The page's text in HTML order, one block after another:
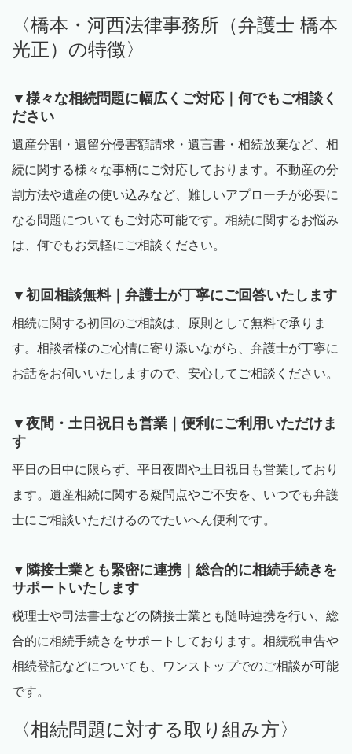
〈橋本・河西法律事務所（弁護士 橋本
光正）の特徴〉
▼様々な相続問題に幅広くご対応｜何でもご相談く
ださい
遺産分割・遺留分侵害額請求・遺言書・相続放棄など、相
続に関する様々な事柄にご対応しております。不動産の分
割方法や遺産の使い込みなど、難しいアプローチが必要に
なる問題についてもご対応可能です。相続に関するお悩み
は、何でもお気軽にご相談ください。
▼初回相談無料｜弁護士が丁寧にご回答いたします
相続に関する初回のご相談は、原則として無料で承りま
す。相談者様のご心情に寄り添いながら、弁護士が丁寧に
お話をお伺いいたしますので、安心してご相談ください。
▼夜間・土日祝日も営業｜便利にご利用いただけま
す
平日の日中に限らず、平日夜間や土日祝日も営業しており
ます。遺産相続に関する疑問点やご不安を、いつでも弁護
士にご相談いただけるのでたいへん便利です。
▼隣接士業とも緊密に連携｜総合的に相続手続きを
サポートいたします
税理士や司法書士などの隣接士業とも随時連携を行い、総
合的に相続手続きをサポートしております。相続税申告や
相続登記などについても、ワンストップでのご相談が可能
です。
〈相続問題に対する取り組み方〉